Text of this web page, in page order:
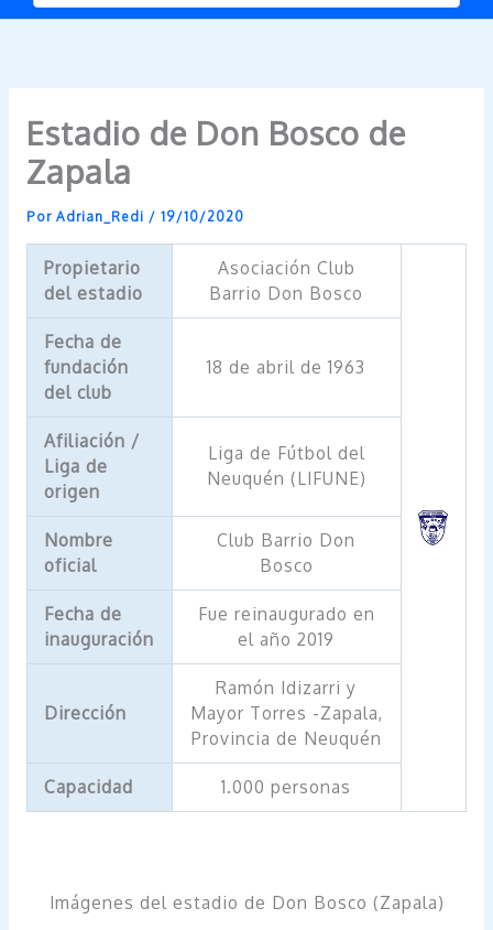
Estadio de Don Bosco de
Zapala
Por Adrian_Redi / 19/10/2020
Propietario
del estadio
Asociación Club
Barrio Don Bosco
Fecha de
fundación
del club
18 de abril de 1963
Afiliación /
Liga de
origen
Liga de Fútbol del
Neuquén (LIFUNE)
Nombre
oficial
Club Barrio Don
Bosco
Fecha de
inauguración
Fue reinaugurado en
el año 2019
Dirección
Ramón Idizarri y
Mayor Torres -Zapala,
Provincia de Neuquén
Capacidad 1.000 personas
Imágenes del estadio de Don Bosco (Zapala)